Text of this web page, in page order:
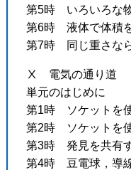
第5時 いろいろな
第6時 液体で体積
第7時 同じ重さな
Ⅹ 電気の通り道
単元のはじめに
第1時 ソケットを
第2時 ソケットを
第3時 発見を共有
第4時 豆電球，導